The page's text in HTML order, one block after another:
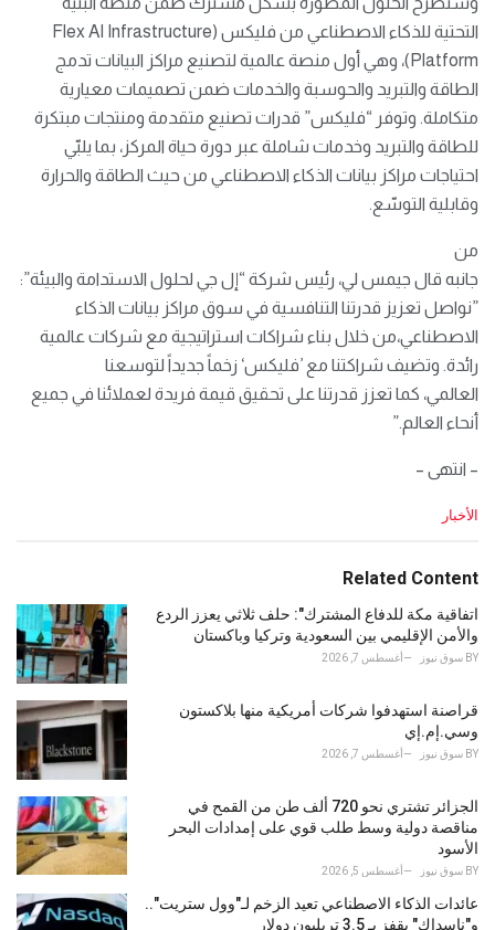
التحتية للذكاء الاصطناعي من فليكس (Flex AI Infrastructure
Platform)، وهي أول منصة عالمية لتصنيع مراكز البيانات تدمج
الطاقة والتبريد والحوسبة والخدمات ضمن تصميمات معيارية
متكاملة. وتوفر “فليكس” قدرات تصنيع متقدمة ومنتجات مبتكرة
للطاقة والتبريد وخدمات شاملة عبر دورة حياة المركز، بما يلبّي
احتياجات مراكز بيانات الذكاء الاصطناعي من حيث الطاقة والحرارة
وقابلية التوسّع.
من
جانبه قال جيمس لي، رئيس شركة “إل جي لحلول الاستدامة والبيئة”:
”نواصل تعزيز قدرتنا التنافسية في سوق مراكز بيانات الذكاء
الاصطناعي،من خلال بناء شراكات استراتيجية مع شركات عالمية
رائدة. وتضيف شراكتنا مع ’فليكس‘ زخماً جديداً لتوسعنا
العالمي، كما تعزز قدرتنا على تحقيق قيمة فريدة لعملائنا في جميع
أنحاء العالم.”
– انتهى –
C
e
o
r
i
:
الأخبار
Related Content
اتفاقية مكة للدفاع المشترك": حلف ثلاثي يعزز الردع
والأمن الإقليمي بين السعودية وتركيا وباكستان
BY سوق نيوز أغسطس 7, 2026
قراصنة استهدفوا شركات أمريكية منها بلاكستون
وسي.إم.إي
BY سوق نيوز أغسطس 7, 2026
الجزائر تشتري نحو 720 ألف طن من القمح في
مناقصة دولية وسط طلب قوي على إمدادات البحر
الأسود
BY سوق نيوز أغسطس 5, 2026
عائدات الذكاء الاصطناعي تعيد الزخم لـ"وول ستريت"..
و"ناسداك" يقفز بـ 3.5 تريليون دولار